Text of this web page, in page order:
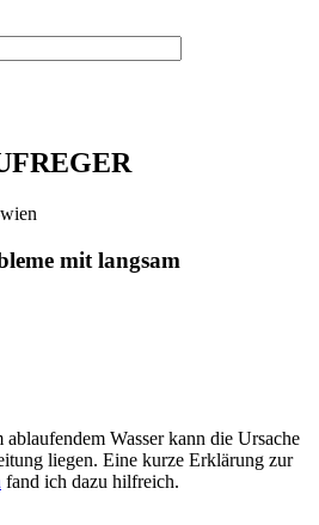
mit langsam
Wasser kann die Ursache
liegen. Eine kurze Erklärung zur
fand ich dazu hilfreich.